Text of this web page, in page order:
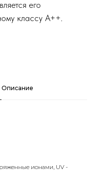
его
классу А++.
Описание
ионами, UV -